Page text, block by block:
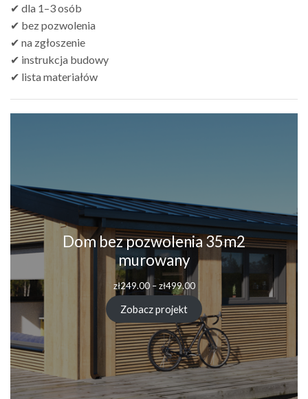
✔ dla 1–3 osób
✔ bez pozwolenia
✔ na zgłoszenie
✔ instrukcja budowy
✔ lista materiałów
Dom bez pozwolenia 35m2
murowany
zł249.00 – zł499.00Zakres
od
zł249.00
do
zł499.00
Zobacz projekt